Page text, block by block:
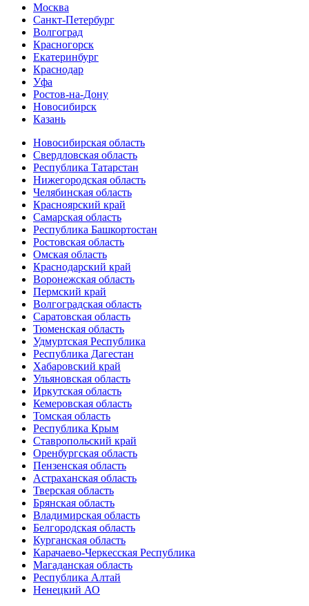
Москва
Санкт-Петербург
Волгоград
Красногорск
Екатеринбург
Краснодар
Уфа
Ростов-на-Дону
Новосибирск
Казань
Новосибирская область
Свердловская область
Республика Татарстан
Нижегородская область
Челябинская область
Красноярский край
Самарская область
Республика Башкортостан
Ростовская область
Омская область
Краснодарский край
Воронежская область
Пермский край
Волгоградская область
Саратовская область
Тюменская область
Удмуртская Республика
Республика Дагестан
Хабаровский край
Ульяновская область
Иркутская область
Кемеровская область
Томская область
Республика Крым
Ставропольский край
Оренбургская область
Пензенская область
Астраханская область
Тверская область
Брянская область
Владимирская область
Белгородская область
Курганская область
Карачаево-Черкесская Республика
Магаданская область
Республика Алтай
Ненецкий АО